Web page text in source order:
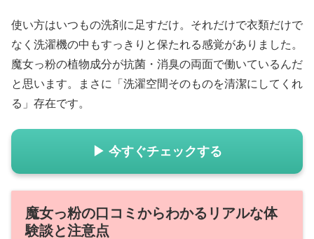
使い方はいつもの洗剤に足すだけ。それだけで衣類だけで
なく洗濯機の中もすっきりと保たれる感覚がありました。
魔女っ粉の植物成分が抗菌・消臭の両面で働いているんだ
と思います。まさに「洗濯空間そのものを清潔にしてくれ
る」存在です。
▶ 今すぐチェックする
魔女っ粉の口コミからわかるリアルな体
験談と注意点